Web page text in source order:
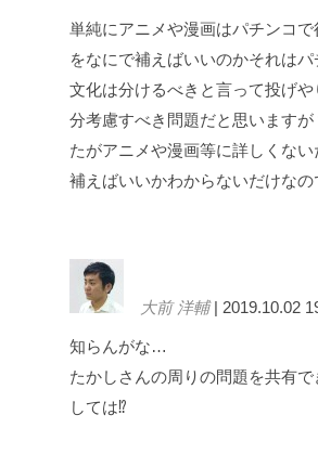
単純にアニメや漫画はパチンコで
をなにで補えばいいのかそれは
文化は分けるべきと言って投げ
分考慮すべき問題だと思いますが
たがアニメや漫画等に詳しくな
補えばいいかわからないだけなの
大前 洋輔| 2019.10.02
知らんがな…
たかしさんの周りの問題を共有
しては⁉︎